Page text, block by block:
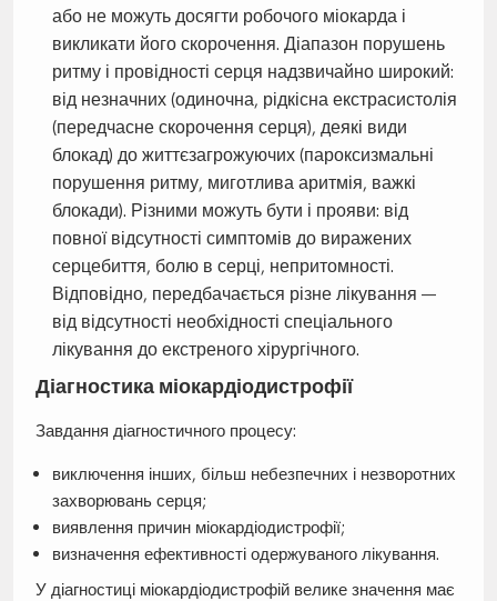
або не можуть досягти робочого міокарда і
викликати його скорочення. Діапазон порушень
ритму і провідності серця надзвичайно широкий:
від незначних (одиночна, рідкісна екстрасистолія
(передчасне скорочення серця), деякі види
блокад) до життєзагрожуючих (пароксизмальні
порушення ритму, миготлива аритмія, важкі
блокади). Різними можуть бути і прояви: від
повної відсутності симптомів до виражених
серцебиття, болю в серці, непритомності.
Відповідно, передбачається різне лікування —
від відсутності необхідності спеціального
лікування до екстреного хірургічного.
Діагностика міокардіодистрофії
Завдання діагностичного процесу:
виключення інших, більш небезпечних і незворотних
захворювань серця;
виявлення причин міокардіодистрофії;
визначення ефективності одержуваного лікування.
У діагностиці міокардіодистрофій велике значення має